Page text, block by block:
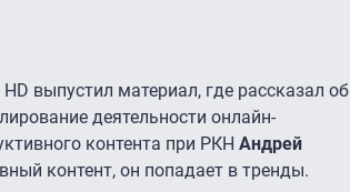
выпустил материал, где рассказал об
деятельности онлайн-
контента при РКН Андрей
контент, он попадает в тренды.